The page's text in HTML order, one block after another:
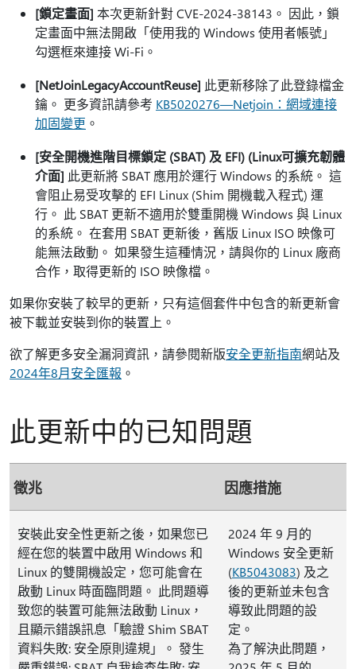
[鎖定畫面] 本次更新針對 CVE-2024-38143。 因此，鎖
定畫面中無法開啟「使用我的 Windows 使用者帳號」
勾選框來連接 Wi-Fi。
[NetJoinLegacyAccountReuse] 此更新移除了此登錄檔金
鑰。 更多資訊請參考 KB5020276—Netjoin：網域連接
加固變更 。
[安全開機進階目標鎖定 (SBAT) 及 EFI) (Linux可擴充韌體
介面] 此更新將 SBAT 應用於運行 Windows 的系統。 這
會阻止易受攻擊的 EFI Linux (Shim 開機載入程式) 運
行。 此 SBAT 更新不適用於雙重開機 Windows 與 Linux
的系統。 在套用 SBAT 更新後，舊版 Linux ISO 映像可
能無法啟動。 如果發生這種情況，請與你的 Linux 廠商
合作，取得更新的 ISO 映像檔。
如果你安裝了較早的更新，只有這個套件中包含的新更新會
被下載並安裝到你的裝置上。
欲了解更多安全漏洞資訊，請參閱新版安全更新指南網站及
2024年8月安全匯報 。
此更新中的已知問題
徵兆 因應措施
安裝此安全性更新之後，如果您已
經在您的裝置中啟用 Windows 和
Linux 的雙開機設定，您可能會在
啟動 Linux 時面臨問題。 此問題導
致您的裝置可能無法啟動 Linux，
且顯示錯誤訊息「驗證 Shim SBAT
資料失敗: 安全原則違規」。 發生
2024 年 9 月的
Windows 安全更新
(KB5043083) 及之
後的更新並未包含
導致此問題的設
定。
為了解決此問題，